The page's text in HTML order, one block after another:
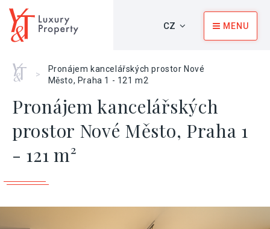
CZ MENU
Home
>
Pronájem kancelářských prostor Nové
Město, Praha 1 - 121 m2
Pronájem kancelářských
prostor Nové Město, Praha 1
- 121 m²